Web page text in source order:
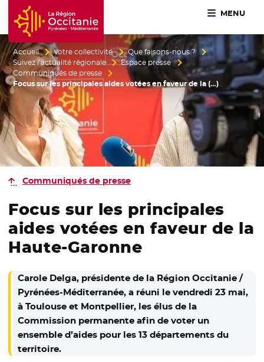
Accueil Région Occitanie / Pyrénées-Méditerranée
MENU
Accueil Votre collectivité
Que faisons-nous ?
Suivez l’actualité régionale
Espace presse
Communiqués de presse
Focus sur les principales aides votées en faveur de la (…)
Communiqués de presse
Focus sur les principales
aides votées en faveur de la
Haute-Garonne
Carole Delga, présidente de la Région Occitanie /
Pyrénées-Méditerranée, a réuni le vendredi 23 mai,
à Toulouse et Montpellier, les élus de la
Commission permanente afin de voter un
ensemble d’aides pour les 13 départements du
territoire.